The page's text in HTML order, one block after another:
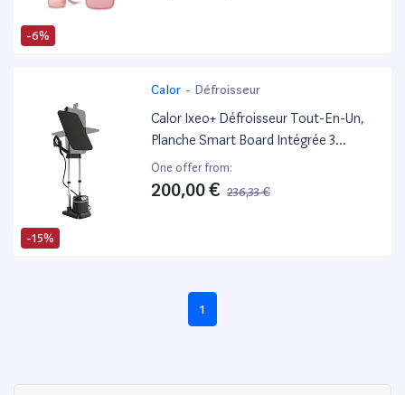
-6%
-15%
Calor - Défroisseur
Calor Ixeo+ Défroisseur Tout-En-Un,
Planche Smart Board Intégrée 3
Positions, Fer Vapeur, Défroisseur,
Technologie Twin Boiler, Pression De
One offer from:
200,00 € 236,33 €
1